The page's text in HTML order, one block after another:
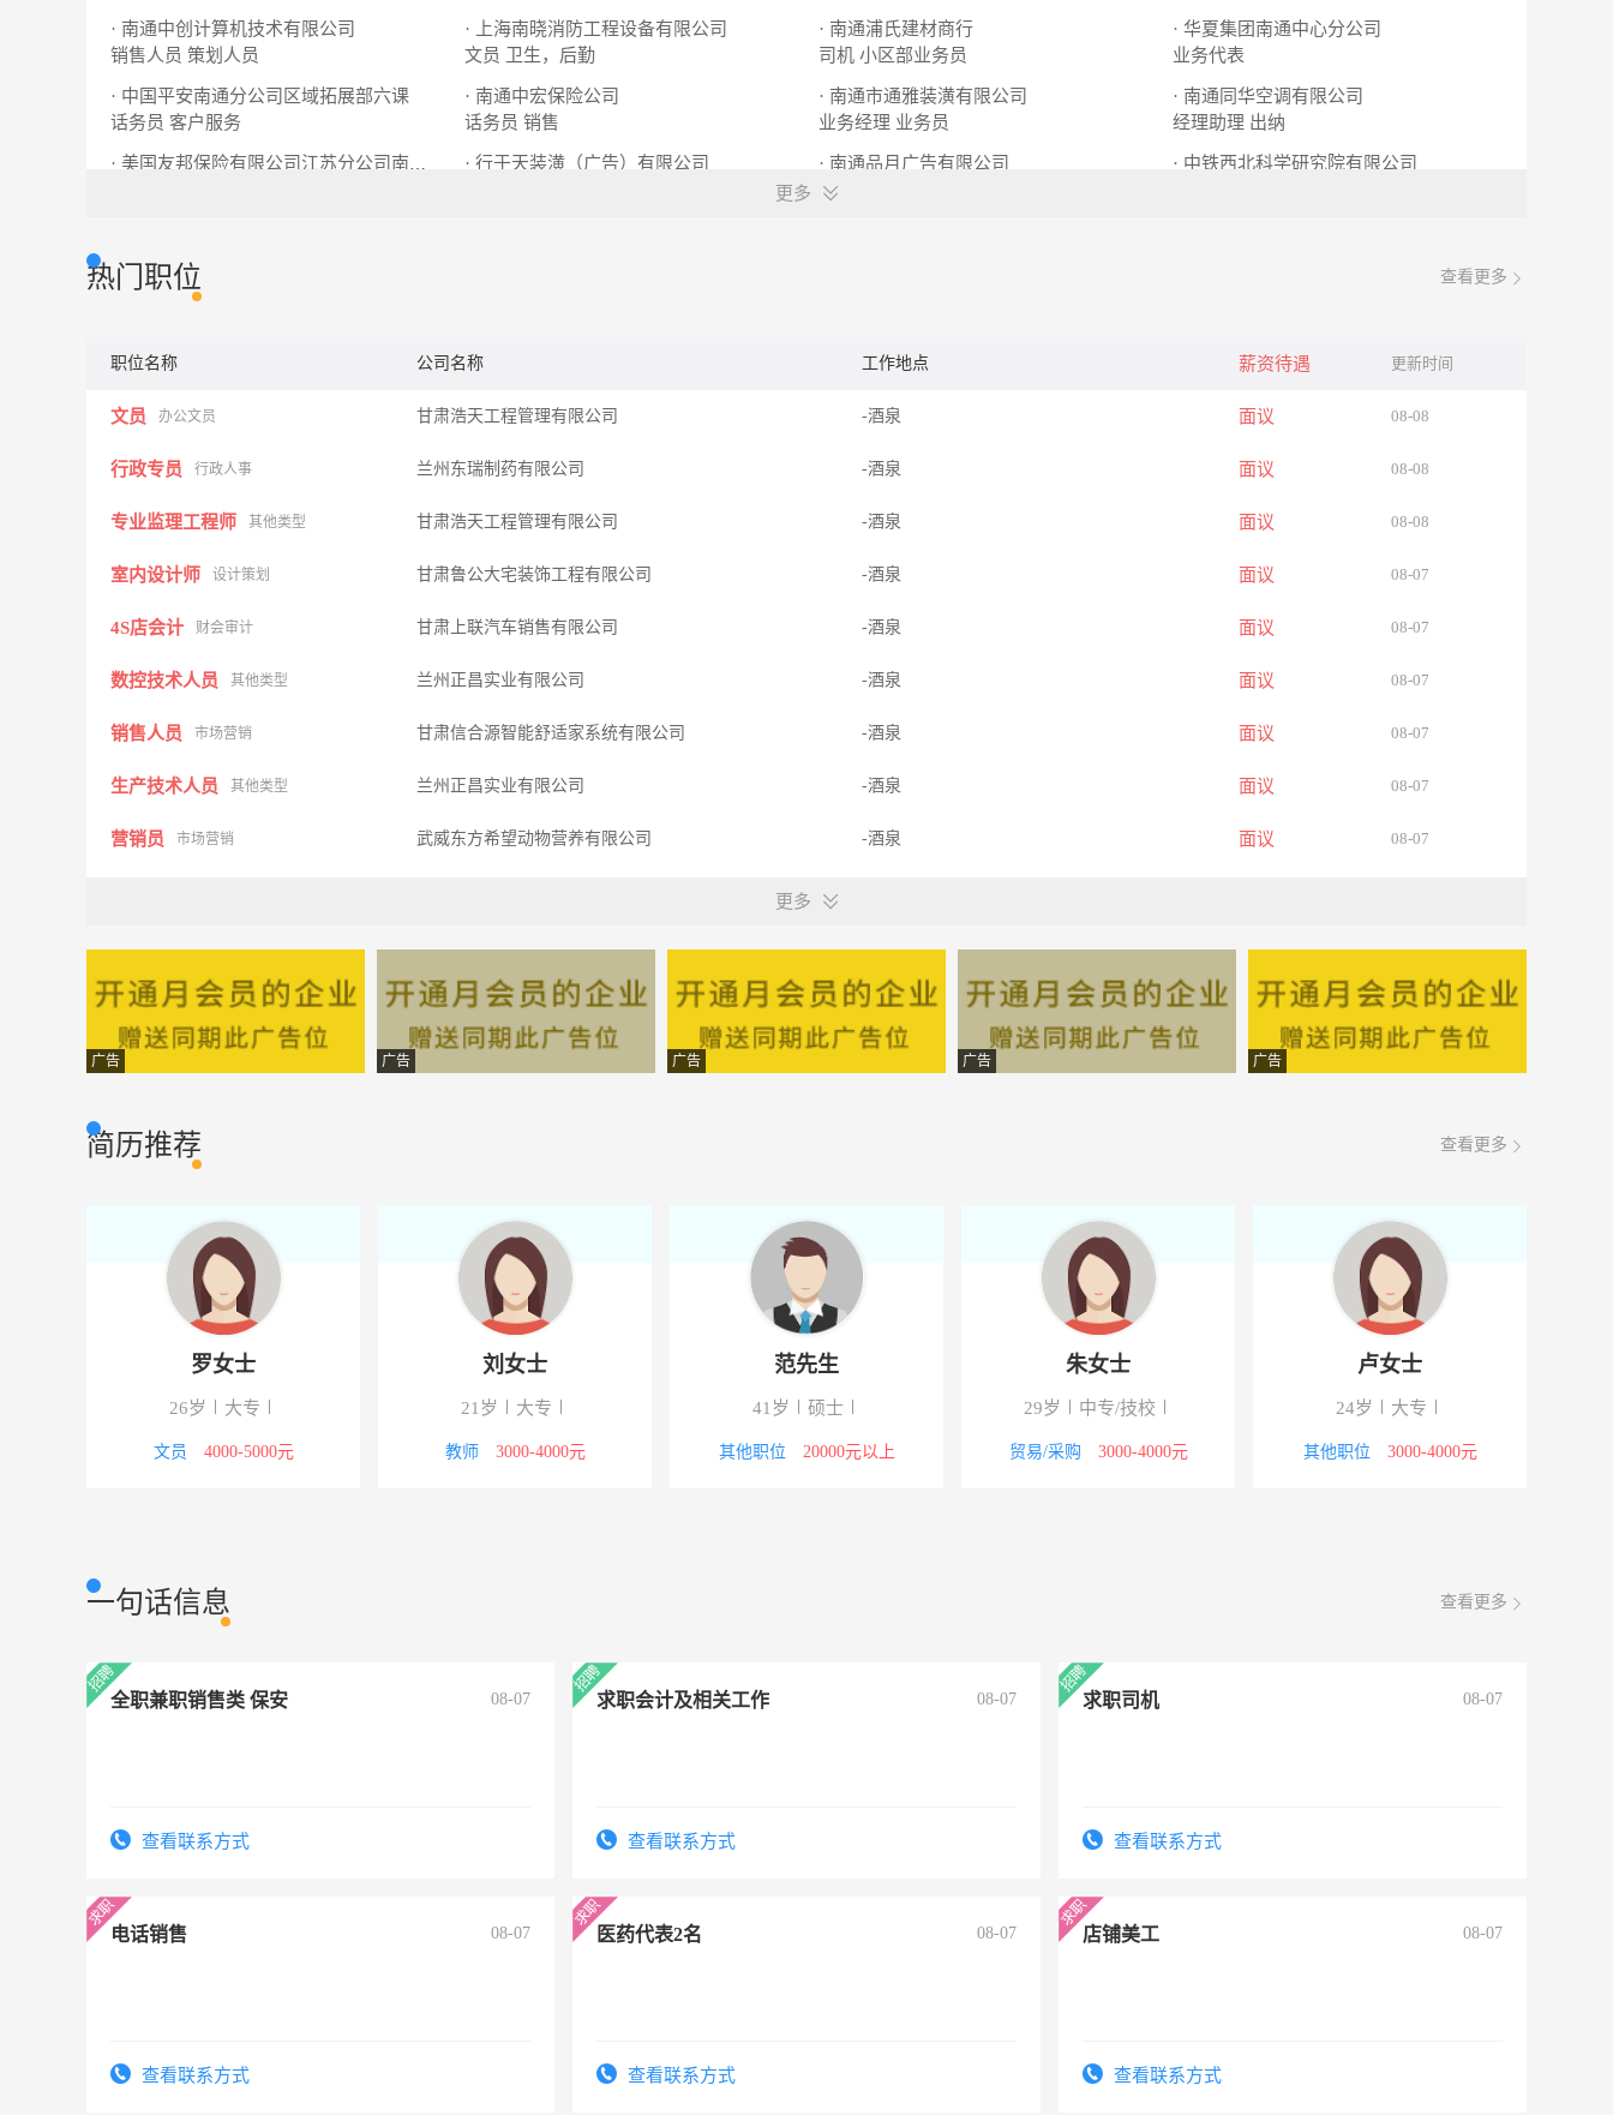
· 南通中创计算机技术有限公司
销售人员 策划人员
· 上海南晓消防工程设备有限公司
文员
卫生，后勤
· 南通浦氏建材商行
司机 小区部业务员
· 华夏集团南通中心分公司
业务代表
· 中国平安南通分公司区域拓展部六课
话务员 客户服务
· 南通中宏保险公司
话务员 销售
· 南通市通雅装潢有限公司
业务经理 业务员
· 南通同华空调有限公司
经理助理 出纳
· 美国友邦保险有限公司江苏分公司南通营销服
· 行于天装潢（广告）有限公司
· 南通品月广告有限公司
业务员
· 中铁西北科学研究院有限公司
更多
热门职位 查看更多
职位名称 公司名称 工作地点 薪资待遇 更新时间
文员 办公文员 甘肃浩天工程管理有限公司 -酒泉 面议 08-08
行政专员 行政人事 兰州东瑞制药有限公司 -酒泉 面议 08-08
专业监理工程师 其他类型 甘肃浩天工程管理有限公司 -酒泉 面议 08-08
室内设计师 设计策划 甘肃鲁公大宅装饰工程有限公司 -酒泉 面议 08-07
4S店会计 财会审计 甘肃上联汽车销售有限公司 -酒泉 面议 08-07
数控技术人员 其他类型 兰州正昌实业有限公司 -酒泉 面议 08-07
销售人员 市场营销 甘肃信合源智能舒适家系统有限公司 -酒泉 面议 08-07
生产技术人员 其他类型 兰州正昌实业有限公司 -酒泉 面议 08-07
营销员 市场营销 武威东方希望动物营养有限公司 -酒泉 面议 08-07
建筑电气及智能化 其他类型 中铁西北科学研究院有限公司 -酒泉 面议 08-07
设计师 其它类型 行于天装潢（广告）有限公司 -甘肃酒泉 面议 08-07
总工助理 其他类型
寿险代理人 其它类型 美国友邦保险有限公司江苏分公司南通营销服 08-07
其它类型 行于天装潢（广告）有限公司 08-07
其它类型 南通品月广告有限公司 08-07
其它类型 中国平安南通分公司区域拓展部六课 08-07
更多
广告 广告 广告 广告 广告
简历推荐 查看更多
罗女士
26岁 大专
文员 4000-5000元
刘女士
21岁 大专
教师 3000-4000元
范先生
41岁 硕士
其他职位 20000元以上
朱女士
29岁 中专/技校
贸易/采购 3000-4000元
卢女士
24岁 大专
其他职位 3000-4000元
一句话信息 查看更多
全职兼职销售类 保安 08-07
查看联系方式
求职会计及相关工作 08-07
查看联系方式
求职司机 08-07
查看联系方式
电话销售 08-07
查看联系方式
医药代表2名 08-07
查看联系方式
店铺美工 08-07
查看联系方式